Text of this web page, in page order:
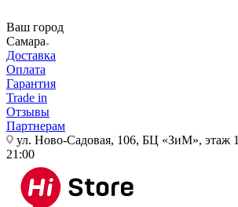
Ваш город
Самара
Доставка
Оплата
Гарантия
Trade in
Отзывы
Партнерам
ул. Ново-Садовая, 106, БЦ «ЗиМ», этаж 1
21:00